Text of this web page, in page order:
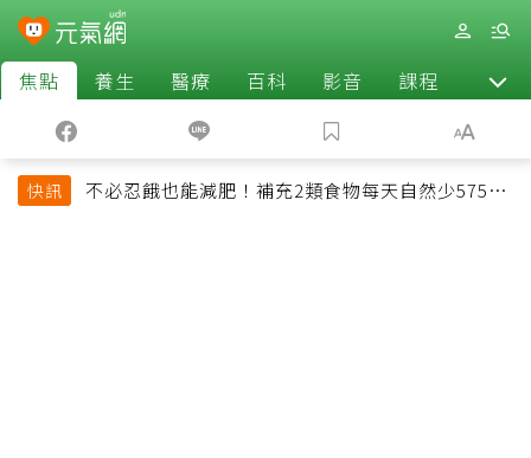
焦點 養生 醫療 百科 影音 課程 退休
快訊
不必忍餓也能減肥！補充2類食物每天自然少575大